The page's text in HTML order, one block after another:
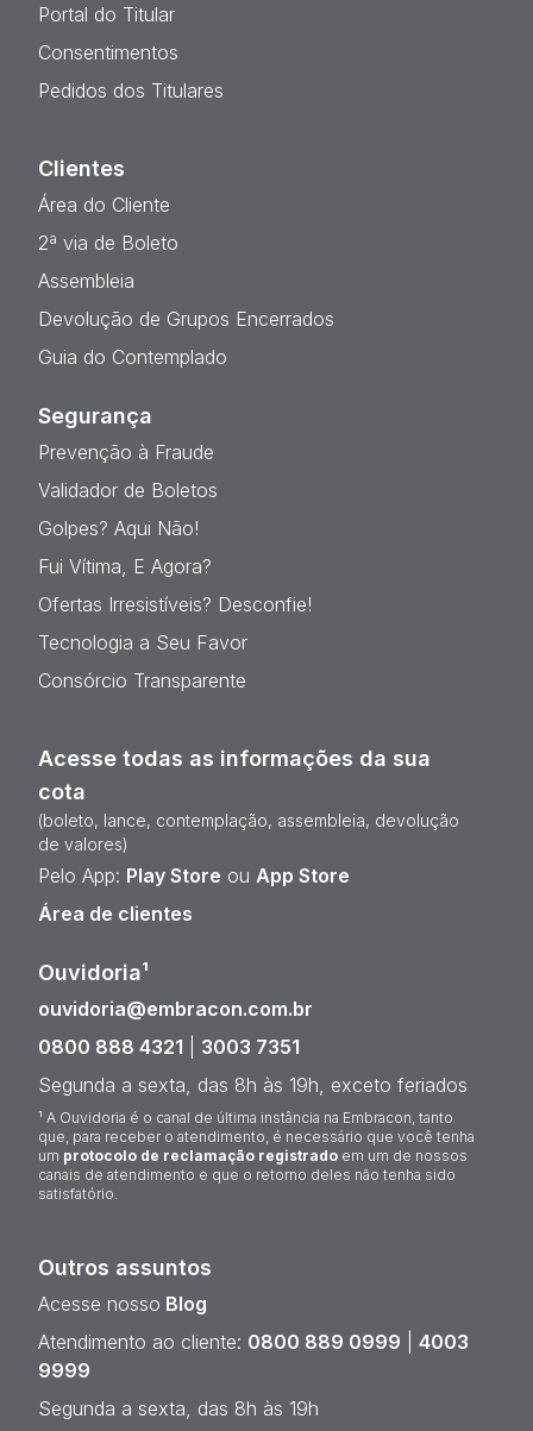
Portal do Titular
Consentimentos
Pedidos dos Titulares
Clientes
Área do Cliente
2ª via de Boleto
Assembleia
Devolução de Grupos Encerrados
Guia do Contemplado
Segurança
Prevenção à Fraude
Validador de Boletos
Golpes? Aqui Não!
Fui Vítima, E Agora?
Ofertas Irresistíveis? Desconfie!
Tecnologia a Seu Favor
Consórcio Transparente
Acesse todas as informações da sua
cota
(boleto, lance, contemplação, assembleia, devolução
de valores)
Pelo App: Play Store ou App Store
Área de clientes
Ouvidoria¹
ouvidoria@embracon.com.br
0800 888 4321
3003 7351
Segunda a sexta, das 8h às 19h, exceto feriados
¹ A Ouvidoria é o canal de última instância na Embracon, tanto
que, para receber o atendimento, é necessário que você tenha
um protocolo de reclamação registrado em um de nossos
canais de atendimento e que o retorno deles não tenha sido
satisfatório.
Outros assuntos
Acesse nosso Blog
Atendimento ao cliente: 0800 889 0999
4003
9999
Segunda a sexta, das 8h às 19h